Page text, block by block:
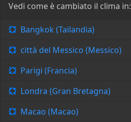
Vedi come è cambiato il clima in:
Bangkok (Tailandia)
città del Messico (Messico)
Parigi (Francia)
Londra (Gran Bretagna)
Macao (Macao)